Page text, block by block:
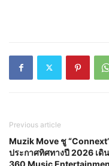
Previous article
Muzik Move ชู
ประกาศทิศทางปี 2026 เดิ
360 Music